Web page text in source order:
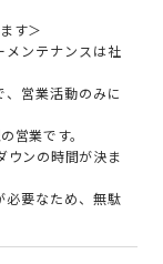
す＞
ンテナンスは社
営業活動のみに
営業です。
ンの時間が決ま
必要なため、無駄